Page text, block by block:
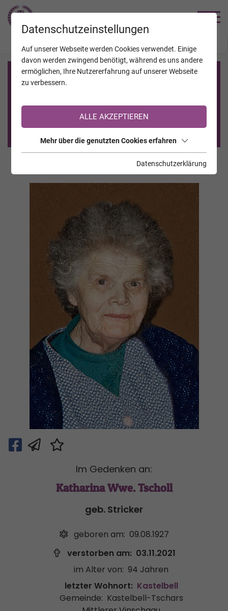
Registrierung auf TrauerHilfe.it
Sie sind noch nicht auf TrauerHilfe.it registriert?
>> zur kostenlosen Registrierung <<
Im Gedenken an:
Katharina Wwe. Tscholl
geb. Stricker
geboren am: 09.08.1927
verstorben am: 03.11.2021
im Alter von: 94 Jahren
letzter Wohnort: Kastelbell
Gemeinde: Kastelbell-Tschars
Datenschutzeinstellungen
Auf unserer Webseite werden Cookies verwendet. Einige
davon werden zwingend benötigt, während es uns andere
ermöglichen, Ihre Nutzererfahrung auf unserer Webseite
zu verbessern.
ALLE AKZEPTIEREN
Mehr über die genutzten Cookies erfahren
Datenschutzerklärung
JAHRESTAGE KALENDER VERSTORBENE